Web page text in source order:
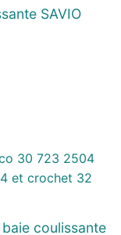
SAVIO
coulissante